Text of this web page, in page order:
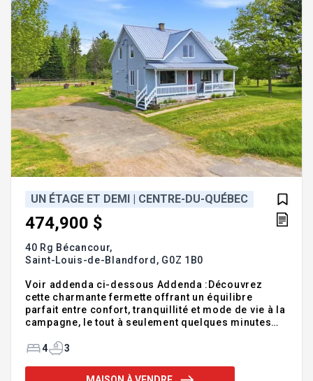
UN ÉTAGE ET DEMI | CENTRE-DU-QUÉBEC
474,900 $
40 Rg Bécancour,
Saint-Louis-de-Blandford, G0Z 1B0
Voir addenda ci-dessous Addenda :Découvrez
cette charmante fermette offrant un équilibre
parfait entre confort, tranquillité et mode de vie à la
campagne, le tout à seulement quelques minutes
minutes de l'autoroute 20, cette propriété
arrivée par son environnement paisible, sa vue sur
4 3